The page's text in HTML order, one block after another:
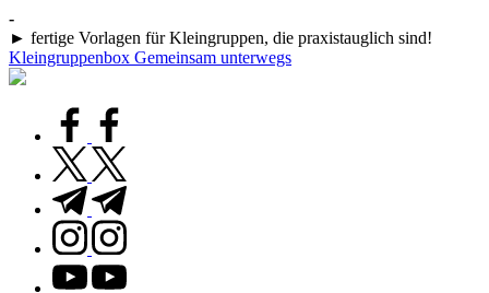
Skip
to
content
-
► fertige Vorlagen für Kleingruppen, die praxistauglich sind!
Kleingruppenbox Gemeinsam unterwegs
Gemeinsam
wachsen,
leben
facebook.com
twitter.com
t.me
instagram.com
youtube.com